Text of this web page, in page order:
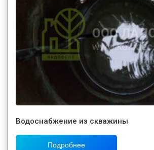
Водоснабжение из скважины
Подробнее